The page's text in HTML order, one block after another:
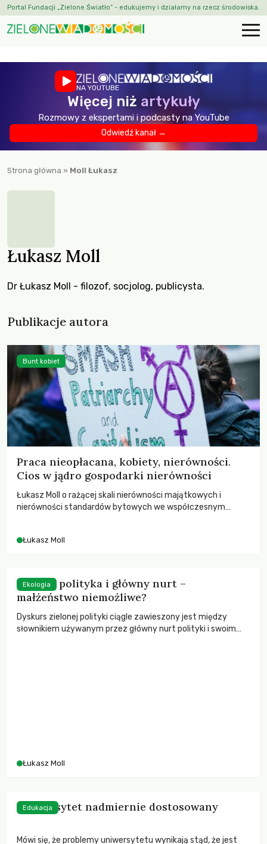
Portal Fundacji „Zielone Światło” - edukujemy i działamy na rzecz środowiska.
NA YOUTUBE
Więcej niż artykuły
Rozmowy z ekspertami i podcasty na YouTube
Odwiedź kanał →
Strona główna » Moll Łukasz
Łukasz Moll
Dr Łukasz Moll - filozof, socjolog, publicysta.
Publikacje autora
Praca nieopłacana, kobiety, nierówności.
Cios w jądro gospodarki nierówności
Łukasz Moll o rażącej skali nierówności majątkowych i
nierówności standardów bytowych we współczesnym
Łukasz Moll
Bunt kobiet
Zielona polityka i główny nurt –
małżeństwo niemożliwe?
Dyskurs zielonej polityki ciągle zawieszony jest między
słownikiem używanym przez główny nurt polityki i swoim
Łukasz Moll
Ekologia
Uniwersytet nadmiernie dostosowany
Mówi się, że problemy uniwersytetu wynikają stąd, że jest
Edukacja